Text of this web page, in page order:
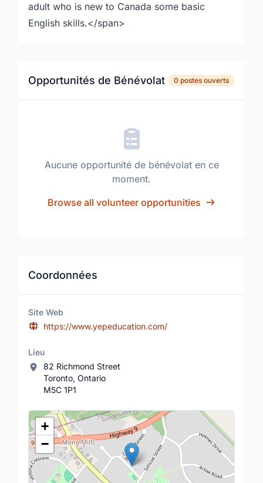
adult who is new to Canada some basic
English skills.</span>
Opportunités de Bénévolat 0 postes ouverts
Aucune opportunité de bénévolat en ce
moment.
Browse all volunteer opportunities
Coordonnées
Site Web
https://www.yepeducation.com/
Lieu
82 Richmond Street
Toronto, Ontario
M5C 1P1
Lieu
+
−